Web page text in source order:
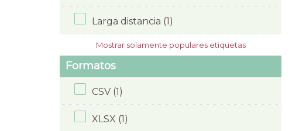
Larga distancia (1)
Mostrar solamente populares etiquetas
Formatos
CSV (1)
XLSX (1)